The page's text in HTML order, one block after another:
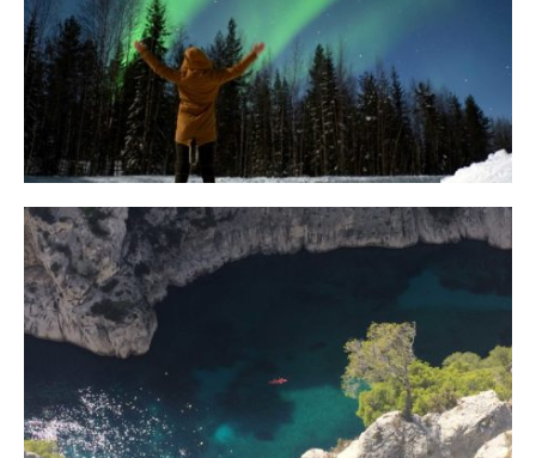
10 Tipps für eine erfolgreiche Jagd
auf Nordlichter
31. JANUAR 2018
Ein Campervan Roadtrip durch die